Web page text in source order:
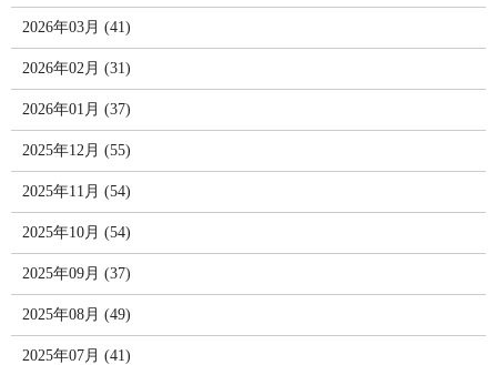
2026年03月 (41)
2026年02月 (31)
2026年01月 (37)
2025年12月 (55)
2025年11月 (54)
2025年10月 (54)
2025年09月 (37)
2025年08月 (49)
2025年07月 (41)